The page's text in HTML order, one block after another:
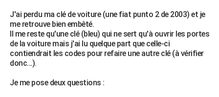
Forum
Aménagement intérieur
Extérieur
Cuisine
Salle de bains
Jardinage
Rangement
WEEK-END
Guides de France
Escapades
Patrimoine
Expositions
Musées
Week-end nature
+LIFESTYLE
Art de vivre
Bien-être
Loisirs
Modes de vie
SANTE
Alimentation
Guide de la santé
Maladies
Médicaments
Sommeil
J'ai perdu ma clé de voiture (une fiat punto 2 de 2003) et je
me retrouve bien embêté.
Il me reste qu'une clé (bleu) qui ne sert qu'à ouvrir les portes
de la voiture mais j'ai lu quelque part que celle-ci
contiendrait les codes pour refaire une autre clé (à vérifier
donc...).
Je me pose deux questions :